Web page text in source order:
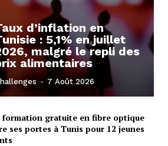
d’inflation en
: 5,1% en juillet
malgré le repli des
alimentaires
- 7 Août 2026
formation gratuite en fibre optique
ses portes à Tunis pour 12 jeunes